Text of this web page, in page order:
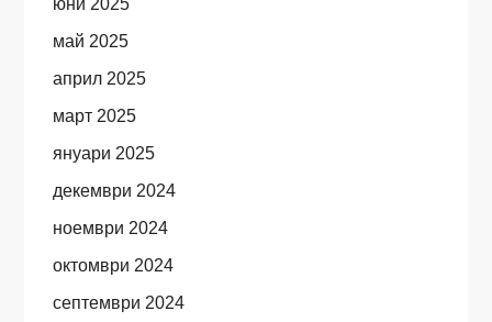
юни 2025
май 2025
април 2025
март 2025
януари 2025
декември 2024
ноември 2024
октомври 2024
септември 2024